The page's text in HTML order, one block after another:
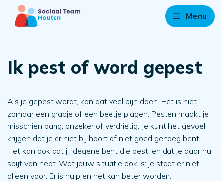
Menu
Ik pest of word gepest
Als je gepest wordt, kan dat veel pijn doen. Het is niet
zomaar een grapje of een beetje plagen. Pesten maakt je
misschien bang, onzeker of verdrietig. Je kunt het gevoel
krijgen dat je er niet bij hoort of niet goed genoeg bent.
Het kan ook dat jij degene bent die pest, en dat je daar nu
spijt van hebt. Wat jouw situatie ook is: je staat er niet
alleen voor. Er is hulp en het kan beter worden.